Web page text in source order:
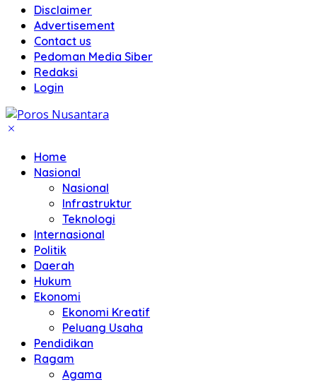
Disclaimer
Advertisement
Contact us
Pedoman Media Siber
Redaksi
Login
Home
Nasional
Nasional
Infrastruktur
Teknologi
Internasional
Politik
Daerah
Hukum
Ekonomi
Ekonomi Kreatif
Peluang Usaha
Pendidikan
Ragam
Agama